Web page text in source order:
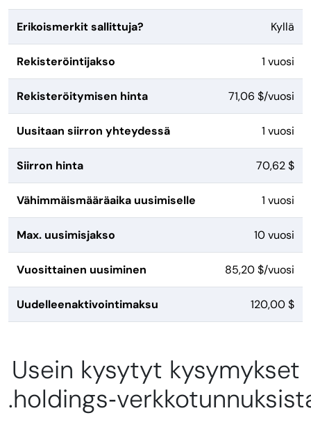
Erikoismerkit sallittuja? Kyllä
Rekisteröintijakso 1 vuosi
Rekisteröitymisen hinta 71,06 $/vuosi
Uusitaan siirron yhteydessä 1 vuosi
Siirron hinta 70,62 $
Vähimmäismääräaika uusimiselle 1 vuosi
Max. uusimisjakso 10 vuosi
Vuosittainen uusiminen 85,20 $/vuosi
Uudelleenaktivointimaksu 120,00 $
Usein kysytyt kysymykset